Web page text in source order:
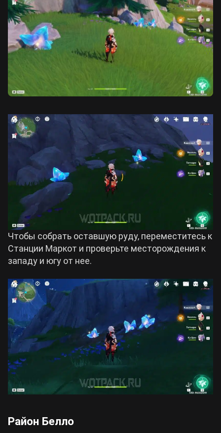
Чтобы собрать оставшую руду, переместитесь к
Станции Маркот и проверьте месторождения к
западу и югу от нее.
Район Белло